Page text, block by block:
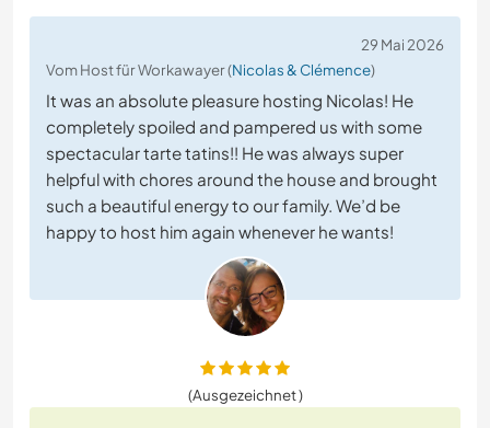
29 Mai 2026
Vom Host für Workawayer (Nicolas & Clémence)
It was an absolute pleasure hosting Nicolas! He
completely spoiled and pampered us with some
spectacular tarte tatins!! He was always super
helpful with chores around the house and brought
such a beautiful energy to our family. We’d be
happy to host him again whenever he wants!
(Ausgezeichnet )